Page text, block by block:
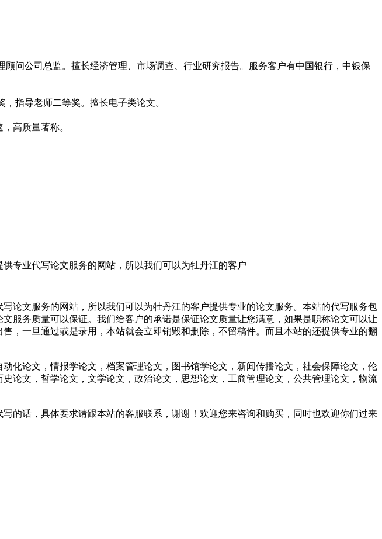
问公司总监。擅长经济管理、市场调查、行业研究报告。服务客户有中国银行，中银保
指导老师二等奖。擅长电子类论文。
高质量著称。
专业代写论文服务的网站，所以我们可以为牡丹江的客户
论文服务的网站，所以我们可以为牡丹江的客户提供专业的论文服务。本站的代写服务包
服务质量可以保证。我们给客户的承诺是保证论文质量让您满意，如果是职称论文可以让
，一旦通过或是录用，本站就会立即销毁和删除，不留稿件。而且本站的还提供专业的翻
化论文，情报学论文，档案管理论文，图书馆学论文，新闻传播论文，社会保障论文，伦
论文，哲学论文，文学论文，政治论文，思想论文，工商管理论文，公共管理论文，物流
的话，具体要求请跟本站的客服联系，谢谢！欢迎您来咨询和购买，同时也欢迎你们过来